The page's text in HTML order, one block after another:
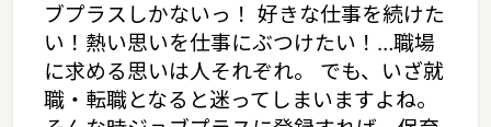
ブプラスしかないっ！ 好きな仕事を続けた
い！熱い思いを仕事にぶつけたい！…職場
に求める思いは人それぞれ。 でも、いざ就
職・転職となると迷ってしまいますよね。